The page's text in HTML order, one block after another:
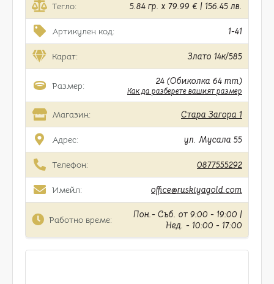
Тегло: 5.84 гр. x 79.99 € | 156.45 лв.
Артикулен код: 1-41
Карат: Злато 14к/585
Размер: 24 (Обиколка 64 mm)
Как да разберете вашият размер
Магазин: Стара Загора 1
Адрес: ул. Мусала 55
Телефон: 0877555292
Имейл: office@ruskiyagold.com
Работно време:
Пон.- Съб. от 9:00 - 19:00 |
Нед. - 10:00 - 17:00